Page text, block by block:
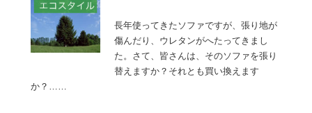
長年使ってきたソファですが、張り地が
傷んだり、ウレタンがへたってきまし
た。さて、皆さんは、そのソファを張り
替えますか？それとも買い換えます
か？……